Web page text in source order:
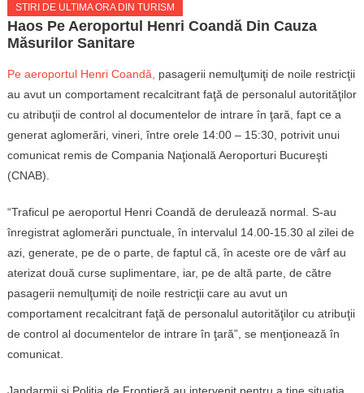
STIRI DE ULTIMA ORA DIN TURISM
Haos Pe Aeroportul Henri Coandă Din Cauza
Măsurilor Sanitare
Pe aeroportul Henri Coandă,
pasagerii nemulţumiţi de noile restricţii
au avut un comportament recalcitrant faţă de personalul autorităţilor
cu atribuţii de control al documentelor de intrare în ţară, fapt ce a
generat aglomerări, vineri, între orele 14:00 – 15:30, potrivit unui
comunicat remis de Compania Naţională Aeroporturi Bucureşti
(CNAB).
“Traficul pe aeroportul Henri Coandă de derulează normal. S-au
înregistrat aglomerări punctuale, în intervalul 14.00-15.30 al zilei de
azi, generate, pe de o parte, de faptul că, în aceste ore de vârf au
aterizat două curse suplimentare, iar, pe de altă parte, de către
pasagerii nemulţumiţi de noile restricţii care au avut un
comportament recalcitrant faţă de personalul autorităţilor cu atribuţii
de control al documentelor de intrare în ţară”, se menţionează în
comunicat.
Jandarmii şi Poliţia de Frontieră au intervenit pentru a ţine situaţia